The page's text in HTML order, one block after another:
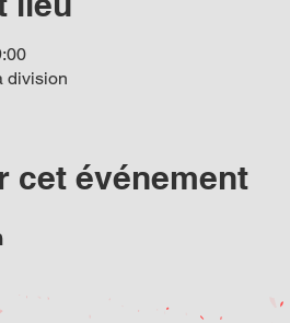
division
cet événement